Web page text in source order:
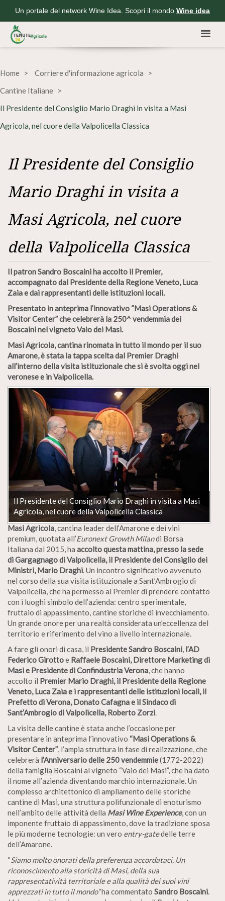
Un portale del network Wine Idea. Scopri il mondo Wine idea
Home
Corriere d'informazione agricola
Cantine Italiane
Il Presidente del Consiglio Mario Draghi in visita a Masi
Agricola, nel cuore della Valpolicella Classica
Il Presidente del Consiglio
Mario Draghi in visita a
Masi Agricola, nel cuore
della Valpolicella Classica
Il patron Sandro Boscaini ha accolto il Premier,
accompagnato dal Presidente della Regione Veneto, Luca
Zaia e dai rappresentanti delle istituzioni locali.
Presentato in anteprima l’innovativo “Masi Operations &
Visitor Center” che celebrerà la 250^ vendemmia dei
Boscaini nel vigneto Vaio dei Masi.
Masi Agricola, cantina rinomata in tutto il mondo per il suo
Amarone, è stata la tappa scelta dal Premier Draghi
all’interno della visita istituzionale che si è svolta oggi nel
veronese e in Valpolicella.
Il Presidente del Consiglio Mario Draghi in visita a Masi
Agricola, nel cuore della Valpolicella Classica
Masi Agricola, cantina leader dell’Amarone e dei vini
premium, quotata all’Euronext Growth Milandi Borsa
Italiana dal 2015, ha accolto questa mattina, presso la sede
di Gargagnago di Valpolicella, il Presidente del Consiglio dei
Ministri, Mario Draghi. Un incontro significativo avvenuto
nel corso della sua visita istituzionale a Sant’Ambrogio di
Valpolicella, che ha permesso al Premier di prendere contatto
con i luoghi simbolo dell’azienda: centro sperimentale,
fruttaio di appassimento, cantine storiche di invecchiamento.
Un grande onore per una realtà considerata un’eccellenza del
territorio e riferimento del vino a livello internazionale.
A fare gli onori di casa, il Presidente Sandro Boscaini, l’AD
Federico Girottoe Raffaele Boscaini, Direttore Marketing di
Masi e Presidente di Confindustria Verona, che hanno
accolto il Premier Mario Draghi, il Presidente della Regione
Veneto, Luca Zaia e i rappresentanti delle istituzioni locali, il
Prefetto di Verona, Donato Cafagna e il Sindaco di
Sant’Ambrogio di Valpolicella, Roberto Zorzi.
La visita delle cantine è stata anche l’occasione per
presentare in anteprima l’innovativo “Masi Operations &
Visitor Center”, l’ampia struttura in fase di realizzazione, che
celebrerà l’Anniversario delle 250 vendemmie(1772-2022)
della famiglia Boscaini al vigneto “Vaio dei Masi”, che ha dato
il nome all’azienda diventando marchio internazionale. Un
complesso architettonico di ampliamento delle storiche
cantine di Masi, una struttura polifunzionale di enoturismo
nell’ambito delle attività della Masi Wine Experience, con un
imponente fruttaio di appassimento, dove la tradizione sposa
le più moderne tecnologie: un vero entry-gatedelle terre
dell’Amarone.
“Siamo molto onorati della preferenza accordataci. Un
riconoscimento alla storicità di Masi, della sua
rappresentatività territoriale e alla qualità dei suoi vini
apprezzati in tutto il mondo”ha commentato Sandro Boscaini.